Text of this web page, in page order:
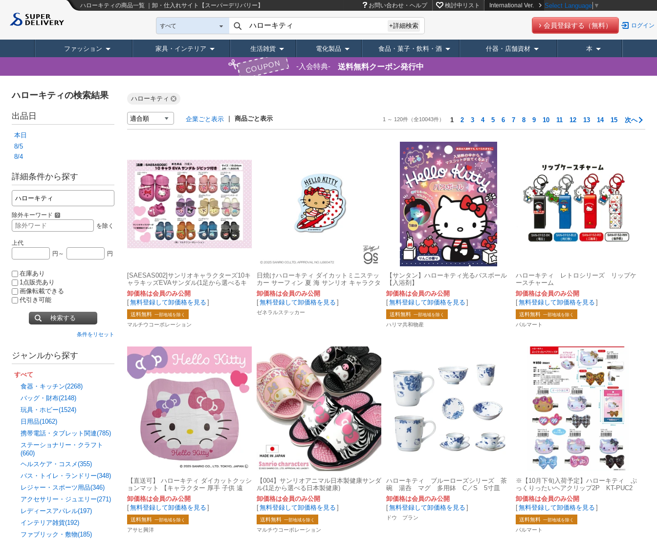
ハローキティの商品一覧 ｜卸・仕入れサイト【スーパーデリバリー】 お問い合わせ・ヘルプ 検討中リスト International Ver. Select Language ▼
すべて +詳細検索 会員登録する（無料） ログイン
ファッション 家具・インテリア 生活雑貨 電化製品 食品・菓子・飲料・酒 什器・店舗資材 本
COUPON 入会特典 送料無料クーポン発行中
ハローキティの検索結果
出品日
本日
8/5
8/4
詳細条件から探す
除外キーワード
を除く
上代
円～
円
在庫あり
1点販売あり
画像転載できる
代引き可能
検索する
条件をリセット
ジャンルから探す
すべて
食器・キッチン(2268)
バッグ・財布(2148)
玩具・ホビー(1524)
日用品(1062)
携帯電話・タブレット関連(785)
ステーショナリー・クラフト
(660)
ヘルスケア・コスメ(355)
バス・トイレ・ランドリー(348)
レジャー・スポーツ用品(346)
アクセサリー・ジュエリー(271)
レディースアパレル(197)
インテリア雑貨(192)
ファブリック・敷物(185)
ハローキティ
企業ごと表示 商品ごと表示 1 ～ 120件（全10043件） 1 2 3 4 5 6 7 8 9 10 11 12 13 14 15 次へ
[SAESAS002]サンリオキャラクターズ10キ
ャラキッズEVAサンダル(1足から選べるキ
ッズサンダル)
卸価格は会員のみ公開
[無料登録して卸価格を見る ]
送料無料 一部地域を除く
マルチウコーポレーション
日焼けハローキティ ダイカットミニステッ
カー サーフィン 夏 海 サンリオ キャラクタ
ー グッズ SAN170
卸価格は会員のみ公開
[無料登録して卸価格を見る ]
ゼネラルステッカー
【サンタン】ハローキティ光るバスボール
【入浴剤】
卸価格は会員のみ公開
[無料登録して卸価格を見る ]
送料無料 一部地域を除く
ハリマ共和物産
ハローキティ レトロシリーズ リップケ
ースチャーム
卸価格は会員のみ公開
[無料登録して卸価格を見る ]
送料無料 一部地域を除く
パルマート
【直送可】 ハローキティ ダイカットクッシ
ョンマット 【キャラクター 厚手 子供 遠
足】
卸価格は会員のみ公開
[無料登録して卸価格を見る ]
送料無料 一部地域を除く
アサヒ興洋
【004】サンリオアニマル日本製健康サンダ
ル(1足から選べる日本製健康)
卸価格は会員のみ公開
[無料登録して卸価格を見る ]
送料無料 一部地域を除く
マルチウコーポレーション
ハローキティ ブルーローズシリーズ 茶
碗 湯呑 マグ 多用鉢 C／S 5寸皿
卸価格は会員のみ公開
[無料登録して卸価格を見る ]
ドウ プラン
※【10月下旬入荷予定】ハローキティ ぷ
っくりったいヘアクリップ2P KT-PUC2
卸価格は会員のみ公開
[無料登録して卸価格を見る ]
送料無料 一部地域を除く
パルマート